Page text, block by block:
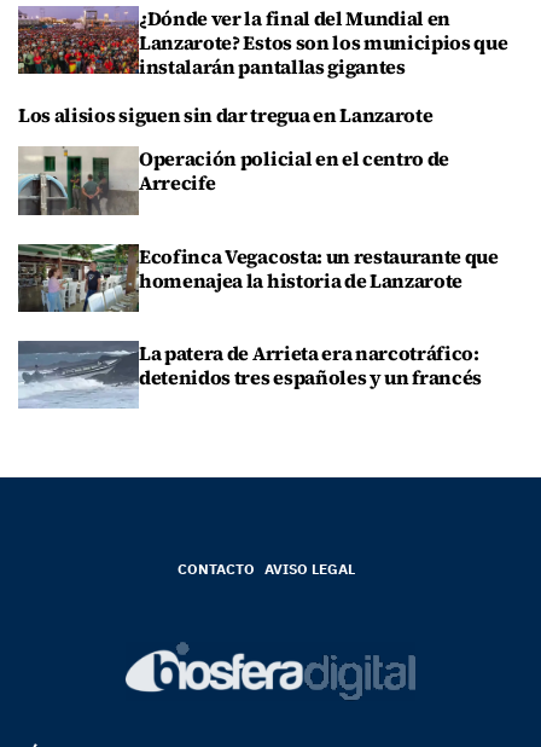
¿Dónde ver la final del Mundial en
Lanzarote? Estos son los municipios que
instalarán pantallas gigantes
Los alisios siguen sin dar tregua en Lanzarote
Operación policial en el centro de
Arrecife
Ecofinca Vegacosta: un restaurante que
homenajea la historia de Lanzarote
La patera de Arrieta era narcotráfico:
detenidos tres españoles y un francés
CONTACTO AVISO LEGAL